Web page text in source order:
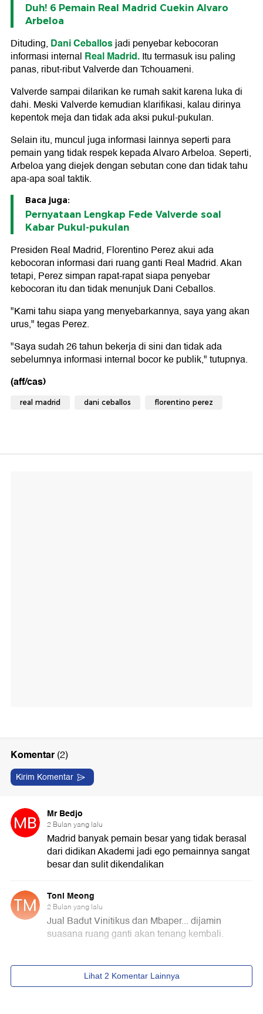
Duh! 6 Pemain Real Madrid Cuekin Alvaro
Arbeloa
Dituding, Dani Ceballosjadi penyebar kebocoran
informasi internal Real Madrid.Itu termasuk isu paling
panas, ribut-ribut Valverde dan Tchouameni.
Valverde sampai dilarikan ke rumah sakit karena luka di
dahi. Meski Valverde kemudian klarifikasi, kalau dirinya
kepentok meja dan tidak ada aksi pukul-pukulan.
Selain itu, muncul juga informasi lainnya seperti para
pemain yang tidak respek kepada Alvaro Arbeloa. Seperti,
Arbeloa yang diejek dengan sebutan cone dan tidak tahu
apa-apa soal taktik.
Baca juga:
Pernyataan Lengkap Fede Valverde soal
Kabar Pukul-pukulan
Presiden Real Madrid, Florentino Perez akui ada
kebocoran informasi dari ruang ganti Real Madrid. Akan
tetapi, Perez simpan rapat-rapat siapa penyebar
kebocoran itu dan tidak menunjuk Dani Ceballos.
"Kami tahu siapa yang menyebarkannya, saya yang akan
urus," tegas Perez.
"Saya sudah 26 tahun bekerja di sini dan tidak ada
sebelumnya informasi internal bocor ke publik," tutupnya.
(aff/cas)
real madrid dani ceballos florentino perez